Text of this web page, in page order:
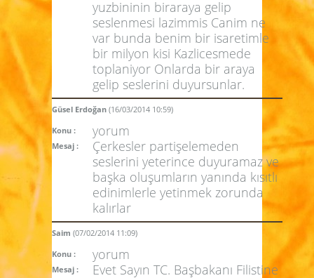
yuzbininin biraraya gelip
seslenmesi lazimmis Canim ne
var bunda benim bir isaretimle
bir milyon kisi Kazlicesmede
toplaniyor Onlarda bir araya
gelip seslerini duyursunlar.
Güsel Erdoğan (16/03/2014 10:59)
Konu :
yorum
Mesaj :
Çerkesler partişelemeden
seslerini yeterince duyuramaz ve
başka oluşumların yanında kısıtlı
edinimlerle yetinmek zorunda
kalırlar
Saim (07/02/2014 11:09)
Konu :
yorum
Mesaj :
Evet Sayın TC. Başbakanı Filistine